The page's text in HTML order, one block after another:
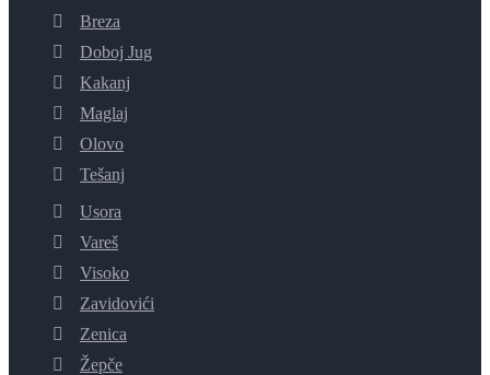
Breza
Doboj Jug
Kakanj
Maglaj
Olovo
Tešanj
Usora
Vareš
Visoko
Zavidovići
Zenica
Žepče